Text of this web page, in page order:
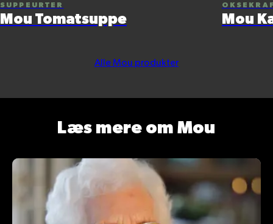
SUPPEURTER
Mou Tomatsuppe Mou
Alle Mou produkter
Læs mere om Mou